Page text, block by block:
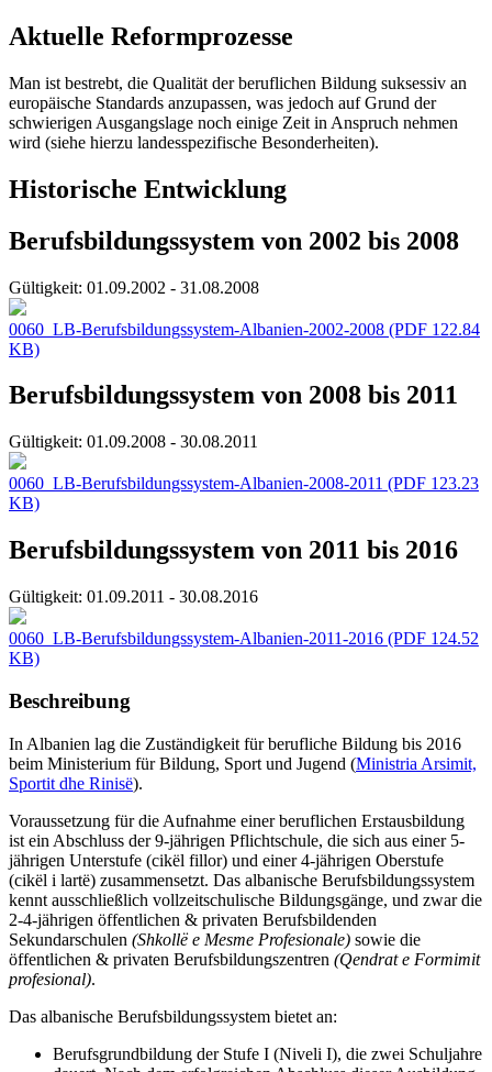
Aktuelle Reformprozesse
Man ist bestrebt, die Qualität der beruflichen Bildung suksessiv an
europäische Standards anzupassen, was jedoch auf Grund der
schwierigen Ausgangslage noch einige Zeit in Anspruch nehmen
wird (siehe hierzu landesspezifische Besonderheiten).
Historische Entwicklung
Berufsbildungssystem von 2002 bis 2008
Gültigkeit: 01.09.2002 - 31.08.2008
0060_LB-Berufsbildungssystem-Albanien-2002-2008 (PDF 122.84
KB)
Berufsbildungssystem von 2008 bis 2011
Gültigkeit: 01.09.2008 - 30.08.2011
0060_LB-Berufsbildungssystem-Albanien-2008-2011 (PDF 123.23
KB)
Berufsbildungssystem von 2011 bis 2016
Gültigkeit: 01.09.2011 - 30.08.2016
0060_LB-Berufsbildungssystem-Albanien-2011-2016 (PDF 124.52
KB)
Beschreibung
In Albanien lag die Zuständigkeit für berufliche Bildung bis 2016
beim Ministerium für Bildung, Sport und Jugend (Ministria Arsimit,
Sportit dhe Rinisë).
Voraussetzung für die Aufnahme einer beruflichen Erstausbildung
ist ein Abschluss der 9-jährigen Pflichtschule, die sich aus einer 5-
jährigen Unterstufe (cikël fillor) und einer 4-jährigen Oberstufe
(cikël i lartë) zusammensetzt. Das albanische Berufsbildungssystem
kennt ausschließlich vollzeitschulische Bildungsgänge, und zwar die
2-4-jährigen öffentlichen & privaten Berufsbildenden
Sekundarschulen (Shkollë e Mesme Profesionale) sowie die
öffentlichen & privaten Berufsbildungszentren (Qendrat e Formimit
profesional).
Das albanische Berufsbildungssystem bietet an:
Berufsgrundbildung der Stufe I (Niveli I), die zwei Schuljahre